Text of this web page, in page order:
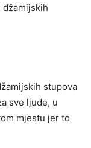
džamijskih
stupova
sve ljude, u
mjestu jer to